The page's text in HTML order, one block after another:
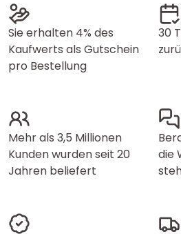
Sie erhalten 4% des
Kaufwerts als Gutschein
pro Bestellung
30
Mehr als 3,5 Millionen
Kunden wurden seit 20
Jahren beliefert
die